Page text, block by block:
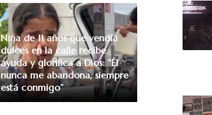
Niña de 11 años que vendía
dulces en la calle recibe
ayuda y glorifica a Dios: “Él
nunca me abandona, siempre
está conmigo”